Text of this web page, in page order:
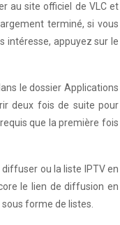
au site officiel de VLC et
terminé, si vous
intéresse, appuyez sur le
le dossier Applications
deux fois de suite pour
que la première fois
ou la liste IPTV en
le lien de diffusion en
forme de listes.